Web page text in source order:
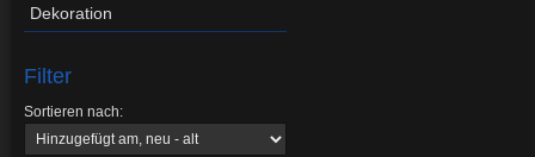
Dekoration
Filter
Sortieren nach: